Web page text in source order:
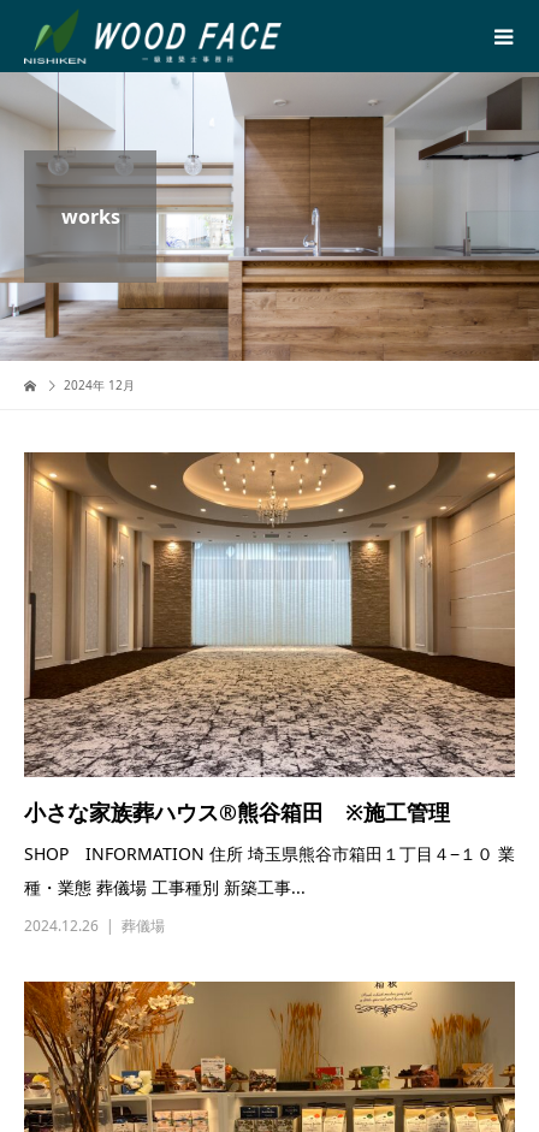
works
2024年 12月
小さな家族葬ハウス®熊谷箱田 ※施工管理
SHOP INFORMATION 住所 埼玉県熊谷市箱田１丁目４−１０ 業
種・業態 葬儀場 工事種別 新築工事...
2024.12.26 葬儀場